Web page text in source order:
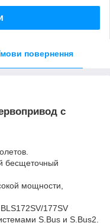
повернення
с
бесщеточный
мощности,
177SV
S.Bus и S.Bus2.